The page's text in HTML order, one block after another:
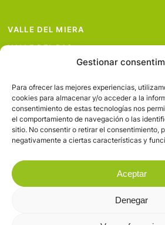
Gestionar
Para ofrecer las mejores experiencias,
cookies para almacenar y/o acceder a la
consentimiento de estas tecnologías nos
el comportamiento de navegación o las
sitio. No consentir o retirar el consentimiento,
negativamente a ciertas características y
Aceptar
Denegar
VALLE DEL MIERA
VALLE DEL PAS
VALLE DEL PISUEÑA
PROYECTOS
SERVICIOS
AVISO LEGAL